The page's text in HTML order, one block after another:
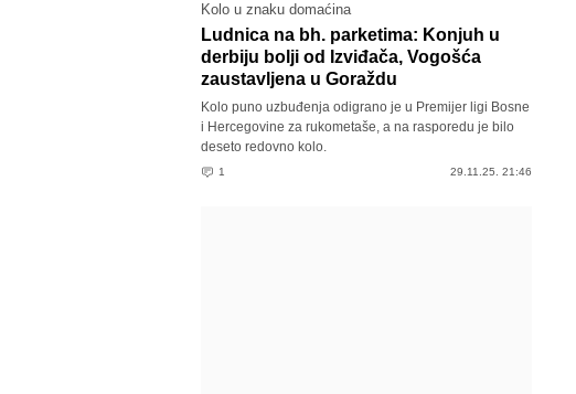
Kolo u znaku domaćina
Ludnica na bh. parketima: Konjuh u
derbiju bolji od Izviđača, Vogošća
zaustavljena u Goraždu
Kolo puno uzbuđenja odigrano je u Premijer ligi Bosne
i Hercegovine za rukometaše, a na rasporedu je bilo
deseto redovno kolo.
1 29.11.25. 21:46